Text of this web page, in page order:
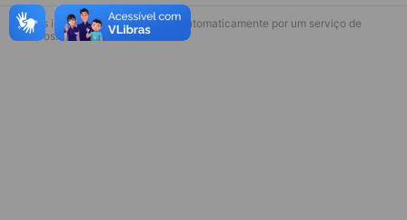
Página indisponível
Desculpe, algo deu errado. Faça login
* Esses idiomas serão traduzidos automaticamente por um serviço de
terceiros.